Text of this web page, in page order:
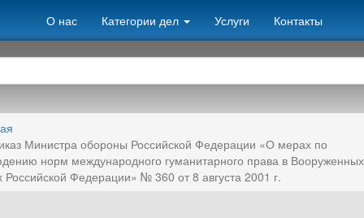
О нас Категории дел Услуги Контакты
Министра обороны Российской Федерации «О мерах по
норм международного гуманитарного права в Вооруженных
Российской Федерации» № 360 от 8 августа 2001 г.